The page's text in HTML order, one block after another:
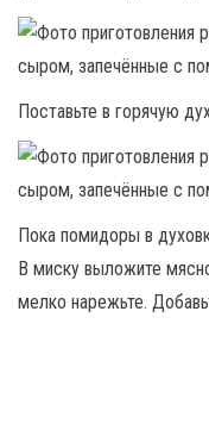
Поставьте в горячую
Пока помидоры в
В миску выложите
мелко нарежьте.